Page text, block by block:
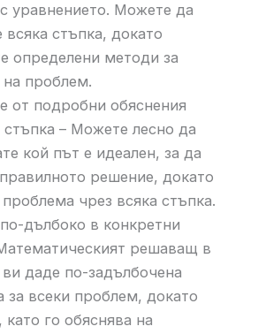
уравнението. Можете да
всяка стъпка, докато
определени методи за
проблем.
от подробни обяснения
стъпка – Можете лесно да
кой път е идеален, за да
решение, докато
чрез всяка стъпка.
дълбоко в конкретни
решаващ в
даде по-задълбочена
за всеки проблем, докато
го обяснява на